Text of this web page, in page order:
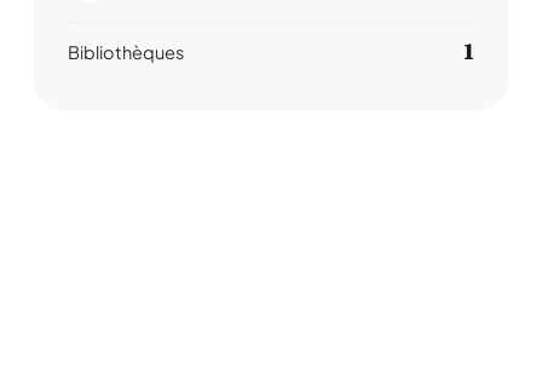
Bibliothèques 1